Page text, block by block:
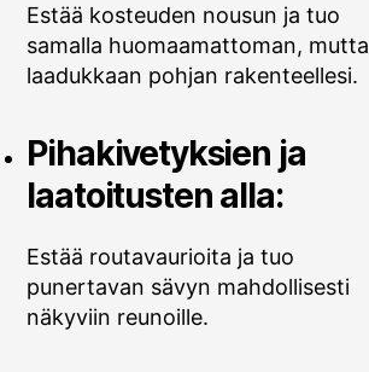
Estää kosteuden nousun ja tuo
samalla huomaamattoman, mutta
laadukkaan pohjan rakenteellesi.
Pihakivetyksien ja
laatoitusten alla:
Estää routavaurioita ja tuo
punertavan sävyn mahdollisesti
näkyviin reunoille.